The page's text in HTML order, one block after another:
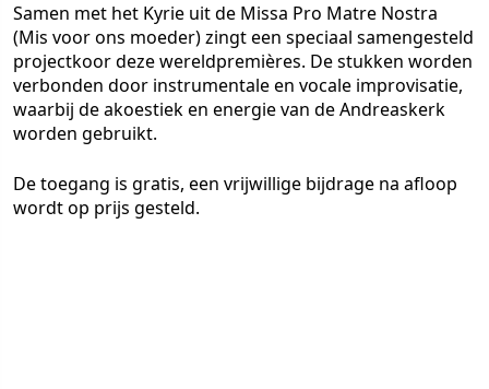
Samen met het Kyrie uit de Missa Pro Matre Nostra
(Mis voor ons moeder) zingt een speciaal samengesteld
projectkoor deze wereldpremières. De stukken worden
verbonden door instrumentale en vocale improvisatie,
waarbij de akoestiek en energie van de Andreaskerk
worden gebruikt.
De toegang is gratis, een vrijwillige bijdrage na afloop
wordt op prijs gesteld.